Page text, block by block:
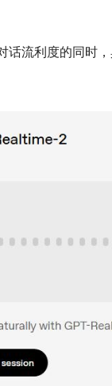
话流利度的同时